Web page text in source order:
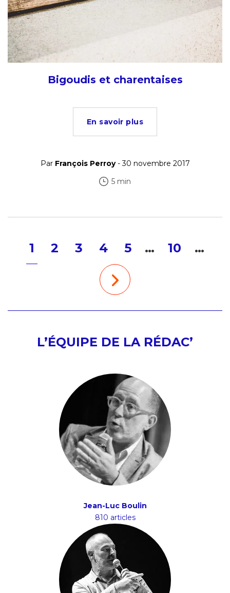
Bigoudis et charentaises
En savoir plus
Par François Perroy- 30 novembre 2017
5 min
1 2 3 4 5 … 10 …
L’ÉQUIPE DE LA RÉDAC’
Jean-Luc Boulin
810 articles